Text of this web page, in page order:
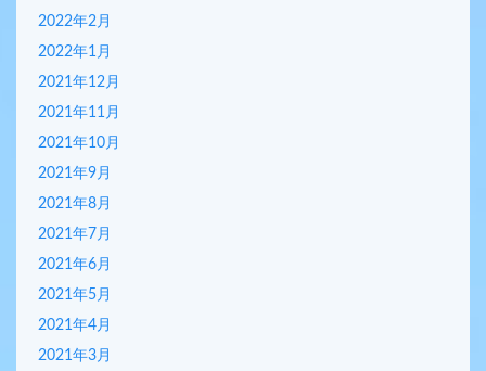
2022年2月
2022年1月
2021年12月
2021年11月
2021年10月
2021年9月
2021年8月
2021年7月
2021年6月
2021年5月
2021年4月
2021年3月